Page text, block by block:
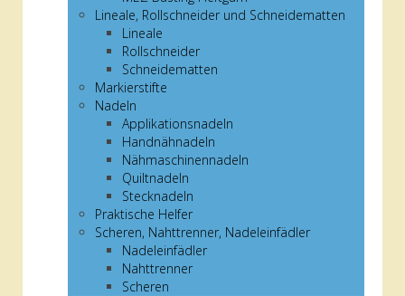
Lineale, Rollschneider und Schneidematten
Lineale
Rollschneider
Schneidematten
Markierstifte
Nadeln
Applikationsnadeln
Handnähnadeln
Nähmaschinennadeln
Quiltnadeln
Stecknadeln
Praktische Helfer
Scheren, Nahttrenner, Nadeleinfädler
Nadeleinfädler
Nahttrenner
Scheren